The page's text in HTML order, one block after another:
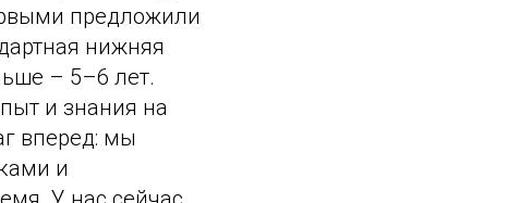
предложили
нижняя
– 5–6 лет.
и знания на
вперед: мы
и